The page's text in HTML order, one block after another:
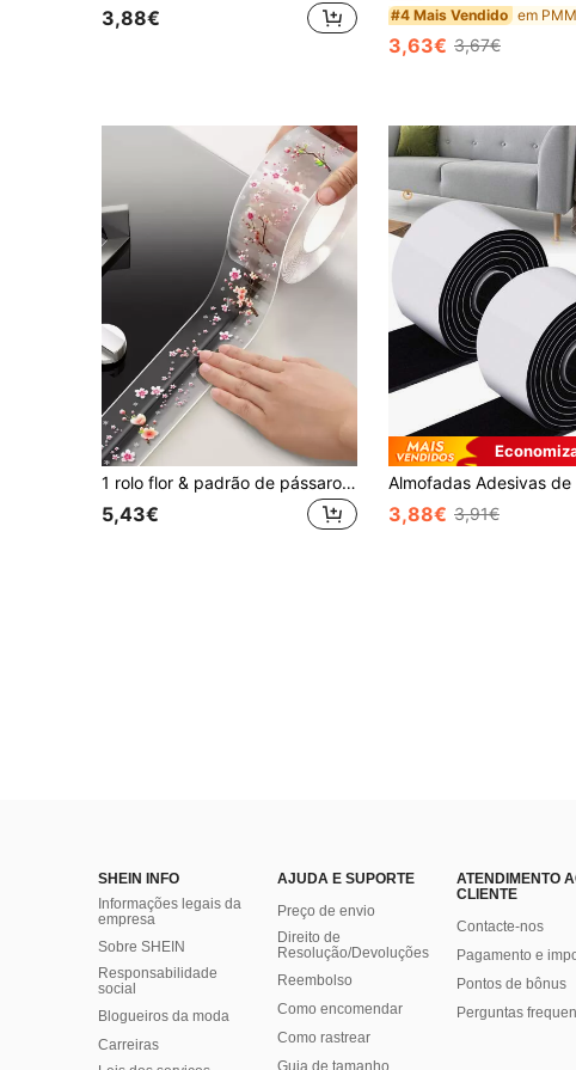
3,88€ #4 Mais Vendido
3,63€ 3,67€
1 rolo flor & padrão de pássaro à prova d'água fita
5,43€ 3,88€ 3,91€
SHEIN INFO
Informações legais da
empresa
Sobre SHEIN
Responsabilidade
social
Blogueiros da moda
Carreiras
AJUDA E SUPORTE
Preço de envio
Direito de
Resolução/Devoluções
Reembolso
Como encomendar
Como rastrear
Guia de tamanho
ATENDIMENTO
CLIENTE
Contacte-nos
Pagamento e
Pontos de bônus
Perguntas